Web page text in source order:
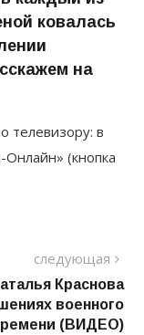
ковалась
на
телевизору: в
(кнопка
следующая
пост
Краснова
военного
(ВИДЕО)